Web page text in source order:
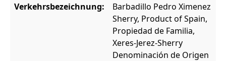
Verkehrsbezeichnung:
Barbadillo Pedro Ximenez
Sherry, Product of Spain,
Propiedad de Familia,
Xeres-Jerez-Sherry
Denominación de Origen